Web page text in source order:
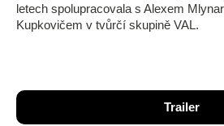
letech spolupracovala s Alexem
Kupkovičem v tvůrčí skupině VAL.
Trailer